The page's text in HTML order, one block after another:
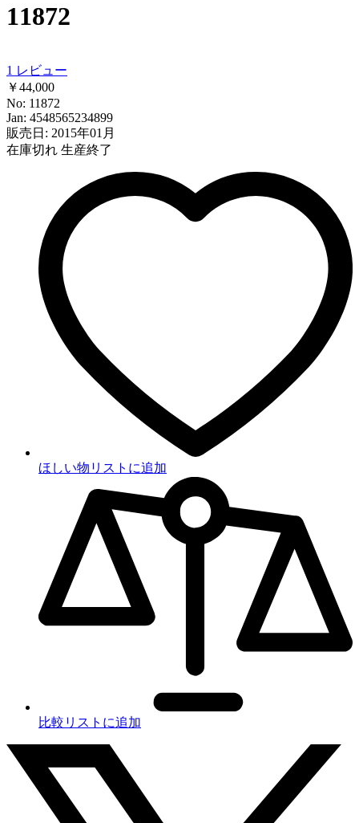
11872
1 レビュー
￥44,000
No: 11872
Jan: 4548565234899
販売日: 2015年01月
在庫切れ 生産終了
ほしい物リストに追加
比較リストに追加